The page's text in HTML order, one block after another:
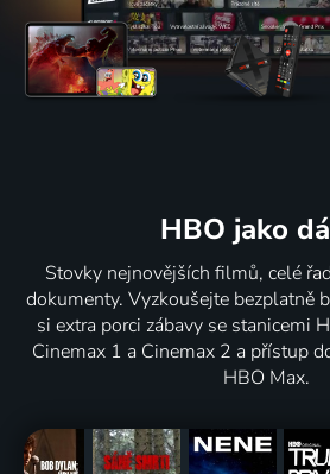
HBO jako
Stovky nejnovějších filmů, celé
dokumenty. Vyzkoušejte bezplatně
si extra porci zábavy se stanicemi
Cinemax 1 a Cinemax 2 a přístup
HBO Max.